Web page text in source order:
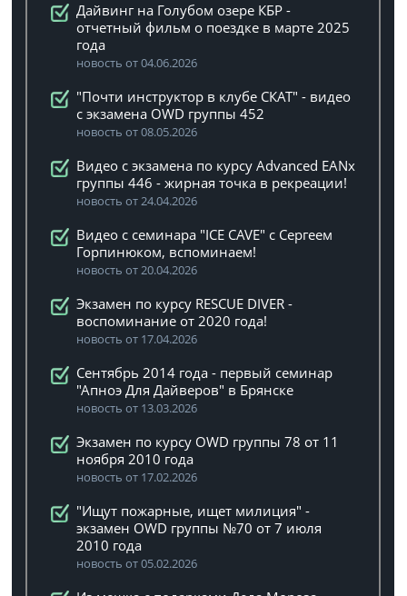
Дайвинг на Голубом озере КБР -
отчетный фильм о поездке в марте 2025
года
новость от 04.06.2026
"Почти инструктор в клубе СКАТ" - видео
с экзамена OWD группы 452
новость от 08.05.2026
Видео с экзамена по курсу Advanced EANx
группы 446 - жирная точка в рекреации!
новость от 24.04.2026
Видео с семинара "ICE CAVE" с Сергеем
Горпинюком, вспоминаем!
новость от 20.04.2026
Экзамен по курсу RESCUE DIVER -
воспоминание от 2020 года!
новость от 17.04.2026
Сентябрь 2014 года - первый семинар
"Апноэ Для Дайверов" в Брянске
новость от 13.03.2026
Экзамен по курсу OWD группы 78 от 11
ноября 2010 года
новость от 17.02.2026
"Ищут пожарные, ищет милиция" -
экзамен OWD группы №70 от 7 июля
2010 года
новость от 05.02.2026